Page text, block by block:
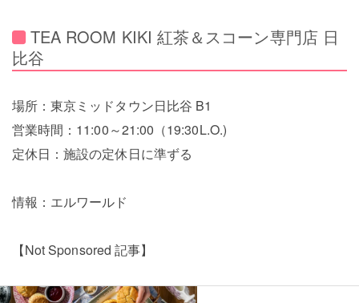
TEA ROOM KIKI 紅茶＆スコーン専門店 日
比谷
場所：東京ミッドタウン日比谷 B1
営業時間：11:00～21:00（19:30L.O.)
定休日：施設の定休日に準ずる
情報：エルワールド
【Not Sponsored 記事】